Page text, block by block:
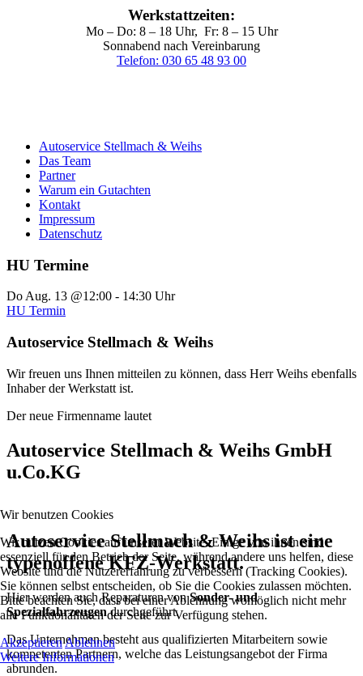
Werkstattzeiten:
Mo – Do: 8 – 18 Uhr, Fr: 8 – 15 Uhr
Sonnabend nach Vereinbarung
Telefon: 030 65 48 93 00
Autoservice Stellmach & Weihs
Das Team
Partner
Warum ein Gutachten
Kontakt
Impressum
Datenschutz
HU Termine
Do Aug. 13 @12:00 - 14:30 Uhr
HU Termin
Autoservice Stellmach & Weihs
Wir freuen uns Ihnen mitteilen zu können, dass Herr Weihs ebenfalls
Inhaber der Werkstatt ist.
Der neue Firmenname lautet
Autoservice Stellmach & Weihs GmbH
u.Co.KG
Autoservice Stellmach & Weihs ist eine
typenoffene KFZ-Werkstatt.
Hier werden auch Reparaturen vonSonder- und
Spezialfahrzeugendurchgeführt.
Das Unternehmen besteht aus qualifizierten Mitarbeitern sowie
kompetenten Partnern, welche das Leistungsangebot der Firma
abrunden.
Wir benutzen Cookies
Wir nutzen Cookies auf unserer Website. Einige von ihnen sind
essenziell für den Betrieb der Seite, während andere uns helfen, diese
Website und die Nutzererfahrung zu verbessern (Tracking Cookies).
Sie können selbst entscheiden, ob Sie die Cookies zulassen möchten.
Bitte beachten Sie, dass bei einer Ablehnung womöglich nicht mehr
alle Funktionalitäten der Seite zur Verfügung stehen.
AkzeptierenAblehnen
Weitere Informationen